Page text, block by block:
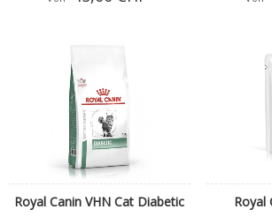
Royal Canin VHN Cat Diabetic Royal